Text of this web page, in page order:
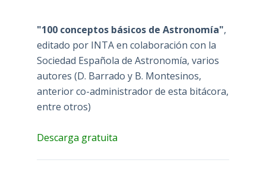
"100 conceptos básicos de Astronomía",
editado por INTA en colaboración con la
Sociedad Española de Astronomía, varios
autores (D. Barrado y B. Montesinos,
anterior co-administrador de esta bitácora,
entre otros)
Descarga gratuita